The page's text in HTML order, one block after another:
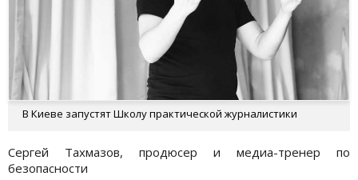
В Киеве запустят Школу практической журналистики
Сергей Тахмазов, продюсер и медиа-тренер по
безопасности